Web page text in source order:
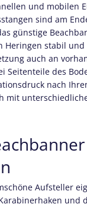
und mobilen
sind am
günstige
Heringen stabil
auch an
Seitenteile des
nach
mit
Aufsteller
und